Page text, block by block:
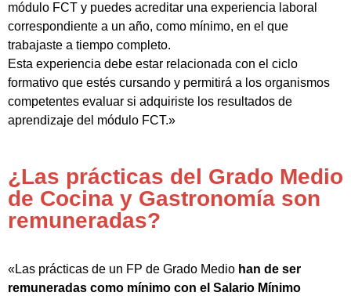
módulo FCT y puedes acreditar una experiencia laboral
correspondiente a un año, como mínimo, en el que
trabajaste a tiempo completo.
Esta experiencia debe estar relacionada con el ciclo
formativo que estés cursando y permitirá a los organismos
competentes evaluar si adquiriste los resultados de
aprendizaje del módulo FCT.»
¿Las prácticas del Grado Medio
de Cocina y Gastronomía son
remuneradas?
«Las prácticas de un FP de Grado Medio han de ser
remuneradas como mínimo con el Salario Mínimo